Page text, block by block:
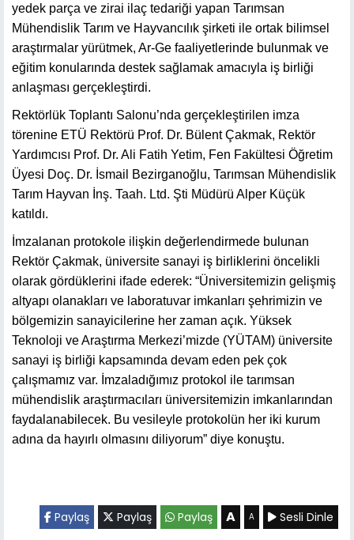
yedek parça ve zirai ilaç tedariği yapan Tarımsan
Mühendislik Tarım ve Hayvancılık şirketi ile ortak bilimsel
araştırmalar yürütmek, Ar-Ge faaliyetlerinde bulunmak ve
eğitim konularında destek sağlamak amacıyla iş birliği
anlaşması gerçekleştirdi.
Rektörlük Toplantı Salonu’nda gerçekleştirilen imza
törenine ETÜ Rektörü Prof. Dr. Bülent Çakmak, Rektör
Yardımcısı Prof. Dr. Ali Fatih Yetim, Fen Fakültesi Öğretim
Üyesi Doç. Dr. İsmail Bezirganoğlu, Tarımsan Mühendislik
Tarım Hayvan İnş. Taah. Ltd. Şti Müdürü Alper Küçük
katıldı.
İmzalanan protokole ilişkin değerlendirmede bulunan
Rektör Çakmak, üniversite sanayi iş birliklerini öncelikli
olarak gördüklerini ifade ederek: “Üniversitemizin gelişmiş
altyapı olanakları ve laboratuvar imkanları şehrimizin ve
bölgemizin sanayicilerine her zaman açık. Yüksek
Teknoloji ve Araştırma Merkezi’mizde (YÜTAM) üniversite
sanayi iş birliği kapsamında devam eden pek çok
çalışmamız var. İmzaladığımız protokol ile tarımsan
mühendislik araştırmacıları üniversitemizin imkanlarından
faydalanabilecek. Bu vesileyle protokolün her iki kurum
adına da hayırlı olmasını diliyorum” diye konuştu.
Paylaş Paylaş Paylaş A A Sesli Dinle